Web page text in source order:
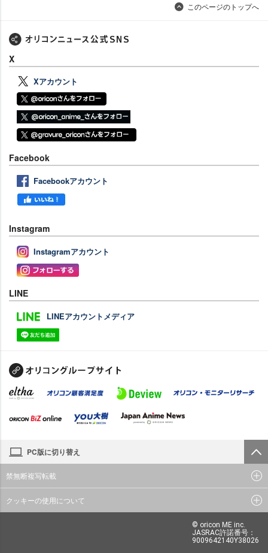
このページのトップへ
X
Xアカウント
Facebook
Facebookアカウント
Instagram
Instagramアカウント
LINE
LINEアカウントメディア
PC版に切り替え
禁無断複写転載
クッキーの使用について
© oricon ME inc.
JASRAC許諾番号：
9009642140Y38026